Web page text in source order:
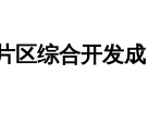
区综合开发成